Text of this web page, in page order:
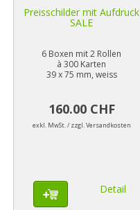
Preisschilder mit Aufdruck
SALE
6 Boxen mit 2 Rollen
à 300 Karten
39 x 75 mm, weiss
160.00 CHF
exkl. MwSt. / zzgl. Versandkosten
Detail